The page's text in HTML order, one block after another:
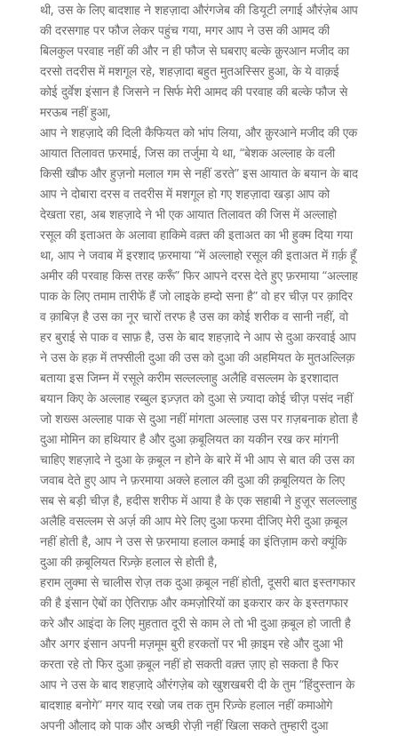
थी, उस के लिए बादशाह ने शहज़ादा औरंगजेब की डियूटी लगाई औरंज़ेब आप
की दरसगाह पर फौज लेकर पहुंच गया, मगर आप ने उस की आमद की
बिलकुल परवाह नहीं की और न ही फौज से घबराए बल्के क़ुरआन मजीद का
दरसो तदरीस में मशगूल रहे, शहज़ादा बहुत मुतअस्सिर हुआ, के ये वाक़ई
कोई दुर्वेश इंसान है जिसने न सिर्फ मेरी आमद की परवाह की बल्के फौज से
मरऊब नहीं हुआ,
आप ने शहज़ादे की दिली कैफियत को भांप लिया, और क़ुरआने मजीद की एक
आयात तिलावत फ़रमाई, जिस का तर्जुमा ये था, “बेशक अल्लाह के वली
किसी खौफ और हुज़नो मलाल गम से नहीं डरते” इस आयात के बयान के बाद
आप ने दोबारा दरस व तदरीस में मशगूल हो गए शहज़ादा खड़ा आप को
देखता रहा, अब शहज़ादे ने भी एक आयात तिलावत की जिस में अल्लाहो
रसूल की इताअत के अलावा हाकिमे वक़्त की इताअत का भी हुक्म दिया गया
था, आप ने जवाब में इरशाद फ़रमाया “में अल्लाहो रसूल की इताअत में ग़र्क़ हूँ
अमीर की परवाह किस तरह करूँ” फिर आपने दरस देते हुए फ़रमाया “अल्लाह
पाक के लिए तमाम तारीफें हैं जो लाइके हम्दो सना है” वो हर चीज़ पर क़ादिर
व क़ाबिज़ है उस का नूर चारों तरफ है उस का कोई शरीक व सानी नहीं, वो
हर बुराई से पाक व साफ़ है, उस के बाद शहज़ादे ने आप से दुआ करवाई आप
ने उस के हक़ में तफ्सीली दुआ की उस को दुआ की अहमियत के मुतअल्लिक़
बताया इस जिम्न में रसूले करीम सल्लल्लाहु अलैहि वसल्लम के इरशादात
बयान किए के अल्लाह रब्बुल इज़्ज़त को दुआ से ज़्यादा कोई चीज़ पसंद नहीं
जो शख्स अल्लाह पाक से दुआ नहीं मांगता अल्लाह उस पर ग़ज़बनाक होता है
दुआ मोमिन का हथियार है और दुआ क़बूलियत का यकीन रख कर मांगनी
चाहिए शहज़ादे ने दुआ के क़बूल न होने के बारे में भी आप से बात की उस का
जवाब देते हुए आप ने फ़रमाया अक्ले हलाल की दुआ की क़बूलियत के लिए
सब से बड़ी चीज़ है, हदीस शरीफ में आया है के एक सहाबी ने हुज़ूर सलल्लाहु
अलैहि वसल्लम से अर्ज़ की आप मेरे लिए दुआ फरमा दीजिए मेरी दुआ क़बूल
नहीं होती है, आप ने उस से फ़रमाया हलाल कमाई का इंतिज़ाम करो क्यूंकि
दुआ की क़बूलियत रिज़्क़े हलाल से होती है,
हराम लुक्मा से चालीस रोज़ तक दुआ क़बूल नहीं होती, दूसरी बात इस्तगफार
की है इंसान ऐबों का ऐतिराफ़ और कमज़ोरियों का इकरार कर के इस्तगफार
करे और आइंदा के लिए मुहतात दूरी से काम ले तो भी दुआ क़बूल हो जाती है
और अगर इंसान अपनी मज़मूम बुरी हरकतों पर भी क़ाइम रहे और दुआ भी
करता रहे तो फिर दुआ क़बूल नहीं हो सकती वक़्त ज़ाए हो सकता है फिर
आप ने उस के बाद शहज़ादे औरंगज़ेब को खुशखबरी दी के तुम “हिंदुस्तान के
बादशाह बनोगे” मगर याद रखो जब तक तुम रिज़्के हलाल नहीं कमाओगे
अपनी औलाद को पाक और अच्छी रोज़ी नहीं खिला सकते तुम्हारी दुआ